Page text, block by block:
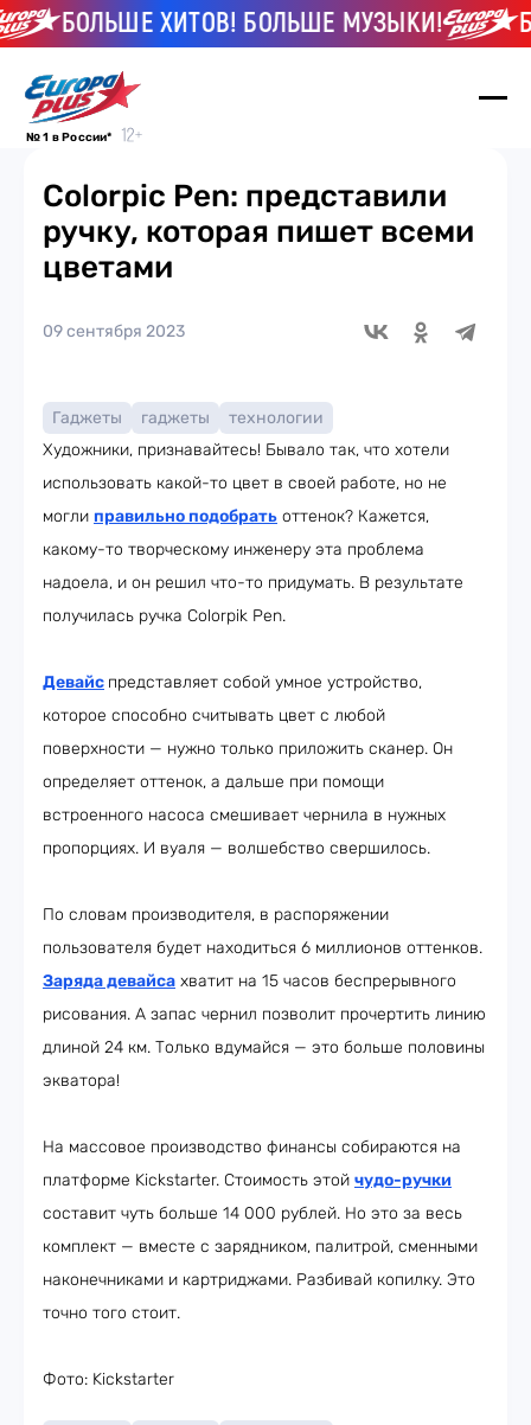
БОЛЬШЕ ХИТОВ! БОЛЬШЕ МУЗЫКИ!
№ 1 в России*
Colorpic Pen: представили
ручку, которая пишет всеми
цветами
09 сентября 2023
Гаджеты гаджеты
технологии
Художники, признавайтесь! Бывало так, что хотели
использовать какой-то цвет в своей работе, но не
могли правильно подобрать оттенок? Кажется,
какому-то творческому инженеру эта проблема
надоела, и он решил что-то придумать. В результате
получилась ручка Colorpik Pen.
Девайс представляет собой умное устройство,
которое способно считывать цвет с любой
поверхности — нужно только приложить сканер. Он
определяет оттенок, а дальше при помощи
встроенного насоса смешивает чернила в нужных
пропорциях. И вуаля — волшебство свершилось.
По словам производителя, в распоряжении
пользователя будет находиться 6 миллионов оттенков.
Заряда девайса хватит на 15 часов беспрерывного
рисования. А запас чернил позволит прочертить линию
длиной 24 км. Только вдумайся — это больше половины
экватора!
На массовое производство финансы собираются на
платформе Kickstarter. Стоимость этой чудо-ручки
составит чуть больше 14 000 рублей. Но это за весь
комплект — вместе с зарядником, палитрой, сменными
наконечниками и картриджами. Разбивай копилку. Это
точно того стоит.
Фото: Kickstarter